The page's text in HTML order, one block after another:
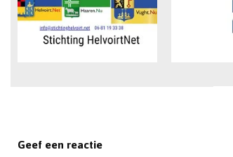
Geef een reactie